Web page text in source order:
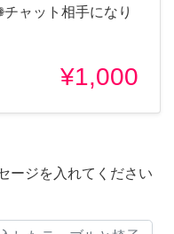
ャット相手になり
¥1,000
ージを入れてください